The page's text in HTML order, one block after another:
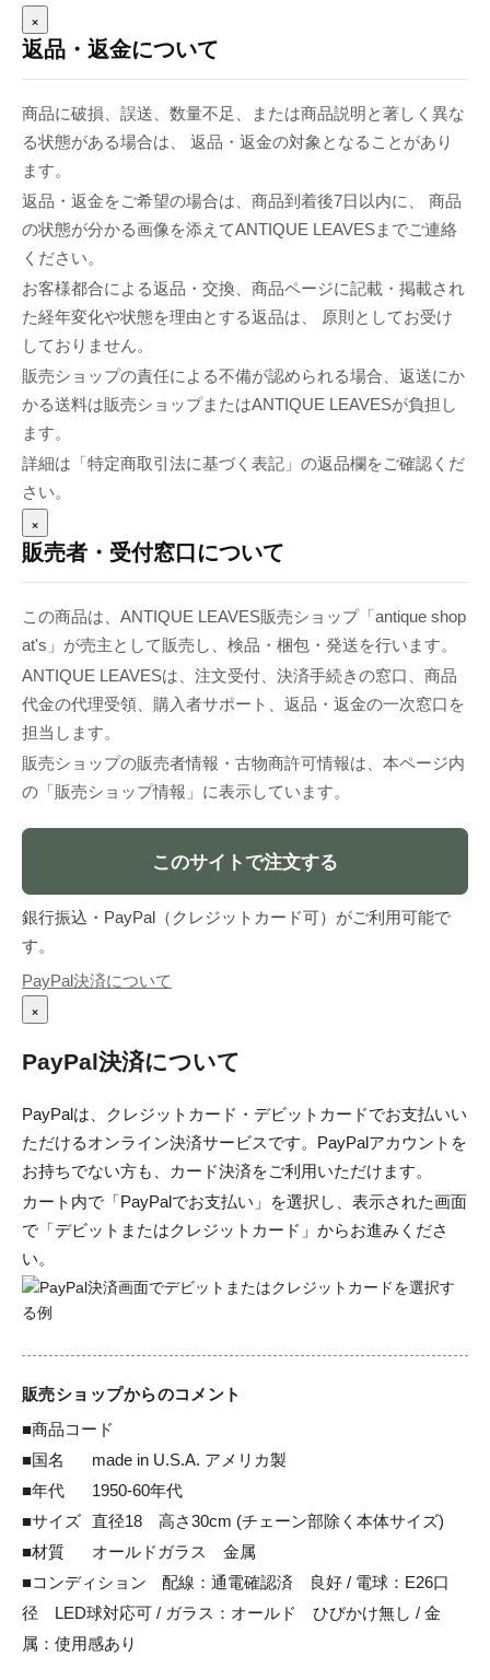
×
返品・返金について
商品に破損、誤送、数量不足、または商品説明と著しく異な
る状態がある場合は、 返品・返金の対象となることがあり
ます。
返品・返金をご希望の場合は、商品到着後7日以内に、 商品
の状態が分かる画像を添えてANTIQUE LEAVESまでご連絡
ください。
お客様都合による返品・交換、商品ページに記載・掲載され
た経年変化や状態を理由とする返品は、 原則としてお受け
しておりません。
販売ショップの責任による不備が認められる場合、返送にか
かる送料は販売ショップまたはANTIQUE LEAVESが負担し
ます。
詳細は「特定商取引法に基づく表記」の返品欄をご確認くだ
さい。
×
販売者・受付窓口について
この商品は、ANTIQUE LEAVES販売ショップ「antique shop
at's」が売主として販売し、検品・梱包・発送を行います。
ANTIQUE LEAVESは、注文受付、決済手続きの窓口、商品
代金の代理受領、購入者サポート、返品・返金の一次窓口を
担当します。
販売ショップの販売者情報・古物商許可情報は、本ページ内
の「販売ショップ情報」に表示しています。
このサイトで注文する
銀行振込・PayPal（クレジットカード可）がご利用可能で
す。
PayPal決済について
×
PayPal決済について
PayPalは、クレジットカード・デビットカードでお支払いい
ただけるオンライン決済サービスです。PayPalアカウントを
お持ちでない方も、カード決済をご利用いただけます。
カート内で「PayPalでお支払い」を選択し、表示された画面
で「デビットまたはクレジットカード」からお進みくださ
い。
販売ショップからのコメント
■商品コード
■国名	made in U.S.A. アメリカ製
■年代	1950-60年代
■サイズ	直径18　高さ30cm (チェーン部除く本体サイズ)
■材質	オールドガラス　金属
■コンディション	配線：通電確認済　良好 / 電球：E26口
径　LED球対応可 / ガラス：オールド　ひびかけ無し / 金
属：使用感あり